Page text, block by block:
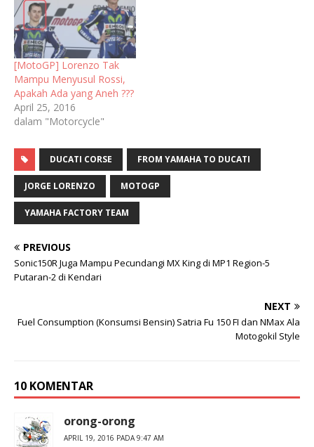
[MotoGP] Lorenzo Tak
Mampu Menyusul Rossi,
Apakah Ada yang Aneh ???
April 25, 2016
dalam "Motorcycle"
DUCATI CORSE FROM YAMAHA TO DUCATI
JORGE LORENZO MOTOGP
YAMAHA FACTORY TEAM
PREVIOUS
Sonic150R Juga Mampu Pecundangi MX King di MP1 Region-5
Putaran-2 di Kendari
NEXT
Fuel Consumption (Konsumsi Bensin) Satria Fu 150 FI dan NMax Ala
Motogokil Style
10 KOMENTAR
orong-orong
APRIL 19, 2016 PADA 9:47 AM